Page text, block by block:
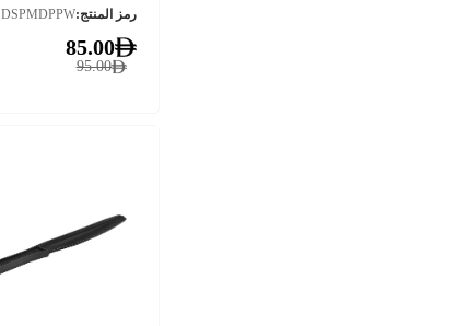
رمز المنتج:DSPMDPPW
95.00
85.00